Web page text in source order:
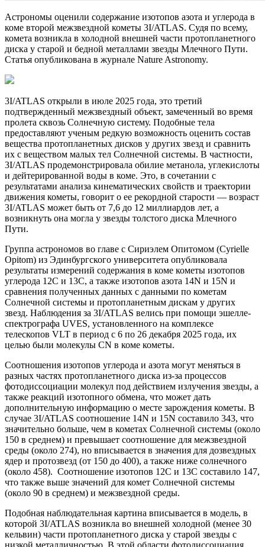
Астрономы оценили содержание изотопов азота и углерода в
коме второй межзвездной кометы 3I/ATLAS. Судя по всему,
комета возникла в холодной внешней части протопланетного
диска у старой и бедной металлами звезды Млечного Пути.
Статья опубликована в журнале Nature Astronomy.
3I/ATLAS открыли в июле 2025 года, это третий
подтвержденный межзвездный объект, замеченный во время
пролета сквозь Солнечную систему. Подобные тела
предоставляют ученым редкую возможность оценить состав
вещества протопланетных дисков у других звезд и сравнить
их с веществом малых тел Солнечной системы. В частности,
3I/ATLAS продемонстрировала обилие метанола, углекислоты
и дейтерированной воды в коме. Это, в сочетании с
результатами анализа кинематических свойств и траектории
движения кометы, говорит о ее рекордной старости — возраст
3I/ATLAS может быть от 7,6 до 12 миллиардов лет, а
возникнуть она могла у звезды толстого диска Млечного
Пути.
Группа астрономов во главе с Сириэлем Опитомом (Cyrielle
Opitom) из Эдинбургского университета опубликовала
результаты измерений содержания в коме кометы изотопов
углерода 12C и 13C, а также изотопов азота 14N и 15N и
сравнения полученных данных с данными по кометам
Солнечной системы и протопланетным дискам у других
звезд. Наблюдения за 3I/ATLAS велись при помощи эшелле-
спектрографа UVES, установленного на комплексе
телескопов VLT в период с 6 по 26 декабря 2025 года, их
целью были молекулы CN в коме кометы.
Соотношения изотопов углерода и азота могут меняться в
разных частях протопланетного диска из-за процессов
фотодиссоциации молекул под действием излучения звезды, а
также реакций изотопного обмена, что может дать
дополнительную информацию о месте зарождения кометы. В
случае 3I/ATLAS соотношение 14N и 15N составило 343, что
значительно больше, чем в кометах Солнечной системы (около
150 в среднем) и превышает соотношение для межзвездной
среды (около 274), но вписывается в значения для дозвездных
ядер и протозвезд (от 150 до 400), а также ниже солнечного
(около 458). Соотношение изотопов 12C и 13C составило 147,
что также выше значений для комет Солнечной системы
(около 90 в среднем) и межзвездной среды.
Подобная наблюдательная картина вписывается в модель, в
которой 3I/ATLAS возникла во внешней холодной (менее 30
кельвин) части протопланетного диска у старой звезды с
низкой металличностью. В этой области фотодиссоциация